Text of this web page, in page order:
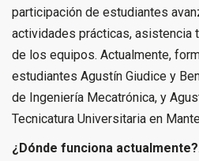
participación de estudiantes
actividades prácticas, asistencia
de los equipos. Actualmente,
estudiantes Agustín Giudice y
de Ingeniería Mecatrónica, y
Tecnicatura Universitaria en
¿Dónde funciona actualmente?